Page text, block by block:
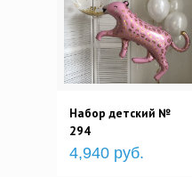
Набор детский №
294
4,940 руб.